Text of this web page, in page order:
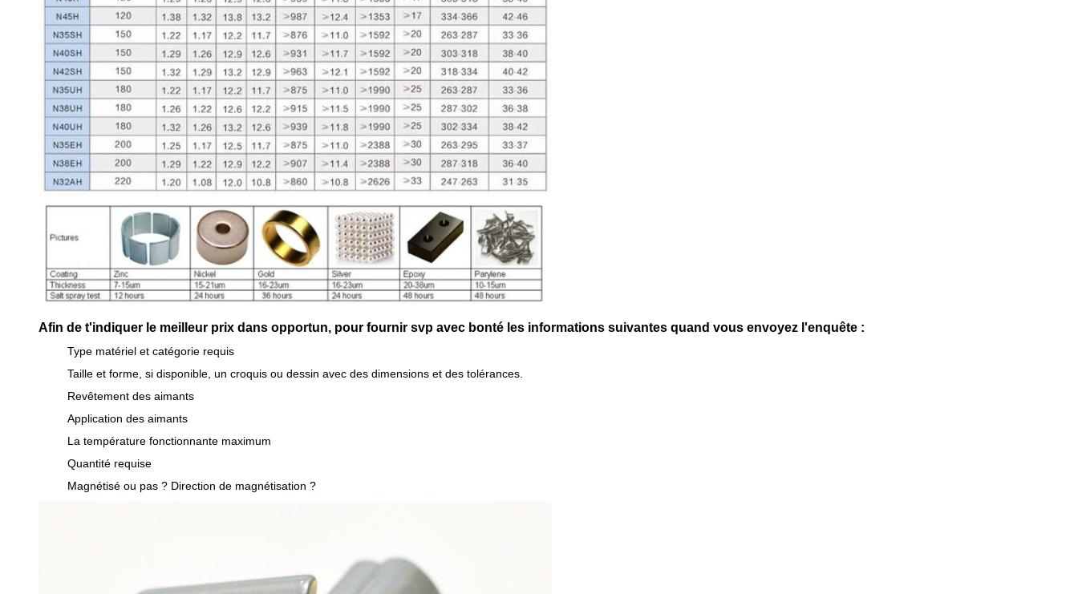
Afin de t'indiquer le meilleur prix dans opportun, pour fournir svp avec bonté les informations suivantes quand vous envoyez l'enquête :
Type matériel et catégorie requis
Taille et forme, si disponible, un croquis ou dessin avec des dimensions et des tolérances.
Revêtement des aimants
Application des aimants
La température fonctionnante maximum
Quantité requise
Magnétisé ou pas ? Direction de magnétisation ?